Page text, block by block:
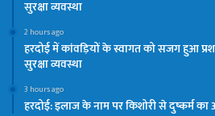
सुरक्षा व्यवस्था
2 hours ago
हरदोई में कांवड़ियों के स्वागत को सजग हुआ
सुरक्षा व्यवस्था
3 hours ago
हरदोई: इलाज के नाम पर किशोरी से दुष्कर्म का